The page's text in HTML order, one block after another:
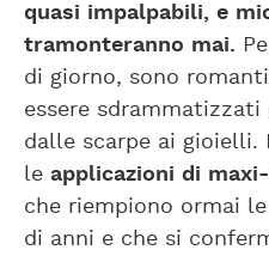
quasi impalpabili, e
tramonteranno mai.
di giorno, sono
essere
dalle scarpe ai gioielli.
le applicazioni di
che riempiono ormai
di anni e che si